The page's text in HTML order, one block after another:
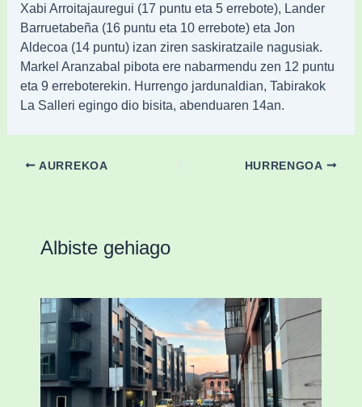
Xabi Arroitajauregui (17 puntu eta 5 errebote), Lander
Barruetabeña (16 puntu eta 10 errebote) eta Jon
Aldecoa (14 puntu) izan ziren saskiratzaile nagusiak.
Markel Aranzabal pibota ere nabarmendu zen 12 puntu
eta 9 erreboterekin. Hurrengo jardunaldian, Tabirakok
La Salleri egingo dio bisita, abenduaren 14an.
AURREKOA HURRENGOA
Albiste gehiago